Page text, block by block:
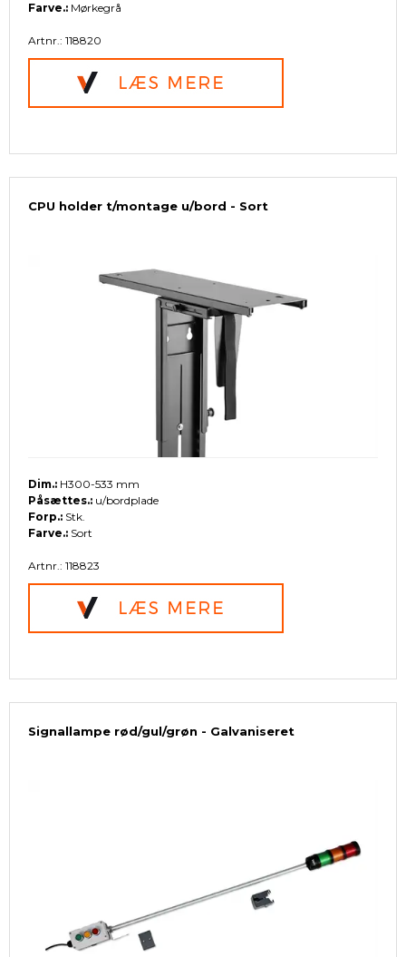
Farve.: Mørkegrå
Artnr.: 118820
CPU holder t/montage u/bord - Sort
Dim.: H300-533 mm
Påsættes.: u/bordplade
Forp.: Stk.
Farve.: Sort
Artnr.: 118823
Signallampe rød/gul/grøn - Galvaniseret